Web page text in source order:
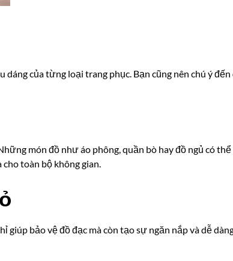
của từng loại trang phục. Bạn cũng nên chú ý đến
món đồ như áo phông, quần bò hay đồ ngủ có
toàn bộ không gian.
bảo vệ đồ đạc mà còn tạo sự ngăn nắp và dễ